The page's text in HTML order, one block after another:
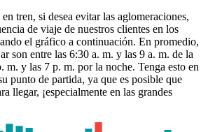
tren, si desea evitar las aglomeraciones,
de viaje de nuestros clientes en los
el gráfico a continuación. En promedio,
son entre las 6:30 a. m. y las 9 a. m. de la
m. y las 7 p. m. por la noche. Tenga esto en
punto de partida, ya que es posible que
llegar, ¡especialmente en las grandes